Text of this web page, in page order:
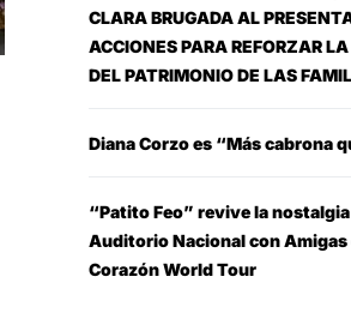
CLARA BRUGADA AL
ACCIONES PARA REFORZAR
DEL PATRIMONIO DE LAS
Diana Corzo es “Más cabrona
“Patito Feo” revive la nostalgia
Auditorio Nacional con Amigas
Corazón World Tour